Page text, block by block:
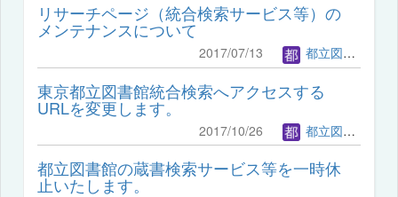
リサーチページ（統合検索サービス等）の
メンテナンスについて
2017/07/13 都立図書館管理者
東京都立図書館統合検索へアクセスする
URLを変更します。
2017/10/26 都立図書館管理者
都立図書館の蔵書検索サービス等を一時休
止いたします。